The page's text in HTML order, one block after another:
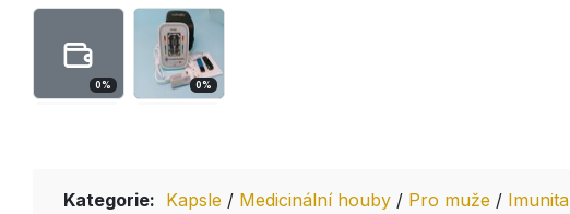
0% 0%
Kategorie: Kapsle / Medicinální houby / Pro muže / Imunita